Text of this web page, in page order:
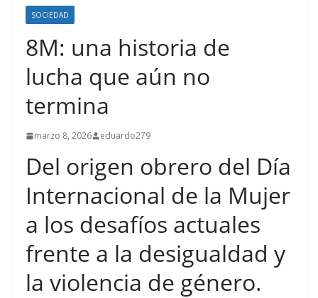
SOCIEDAD
8M: una historia de
lucha que aún no
termina
marzo 8, 2026 eduardo279
Del origen obrero del Día
Internacional de la Mujer
a los desafíos actuales
frente a la desigualdad y
la violencia de género.